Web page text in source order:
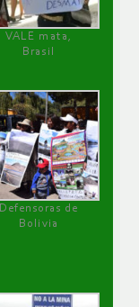
VALE mata,
Brasil
Defensoras de
Bolivia